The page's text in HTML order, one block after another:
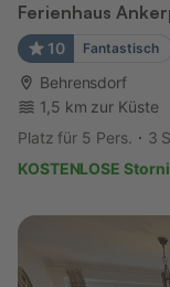
Ferienhaus
10 Fantastisch
Behrensdorf
1,5 km zur Küste
Platz für 5 Pers.
3
KOSTENLOSE